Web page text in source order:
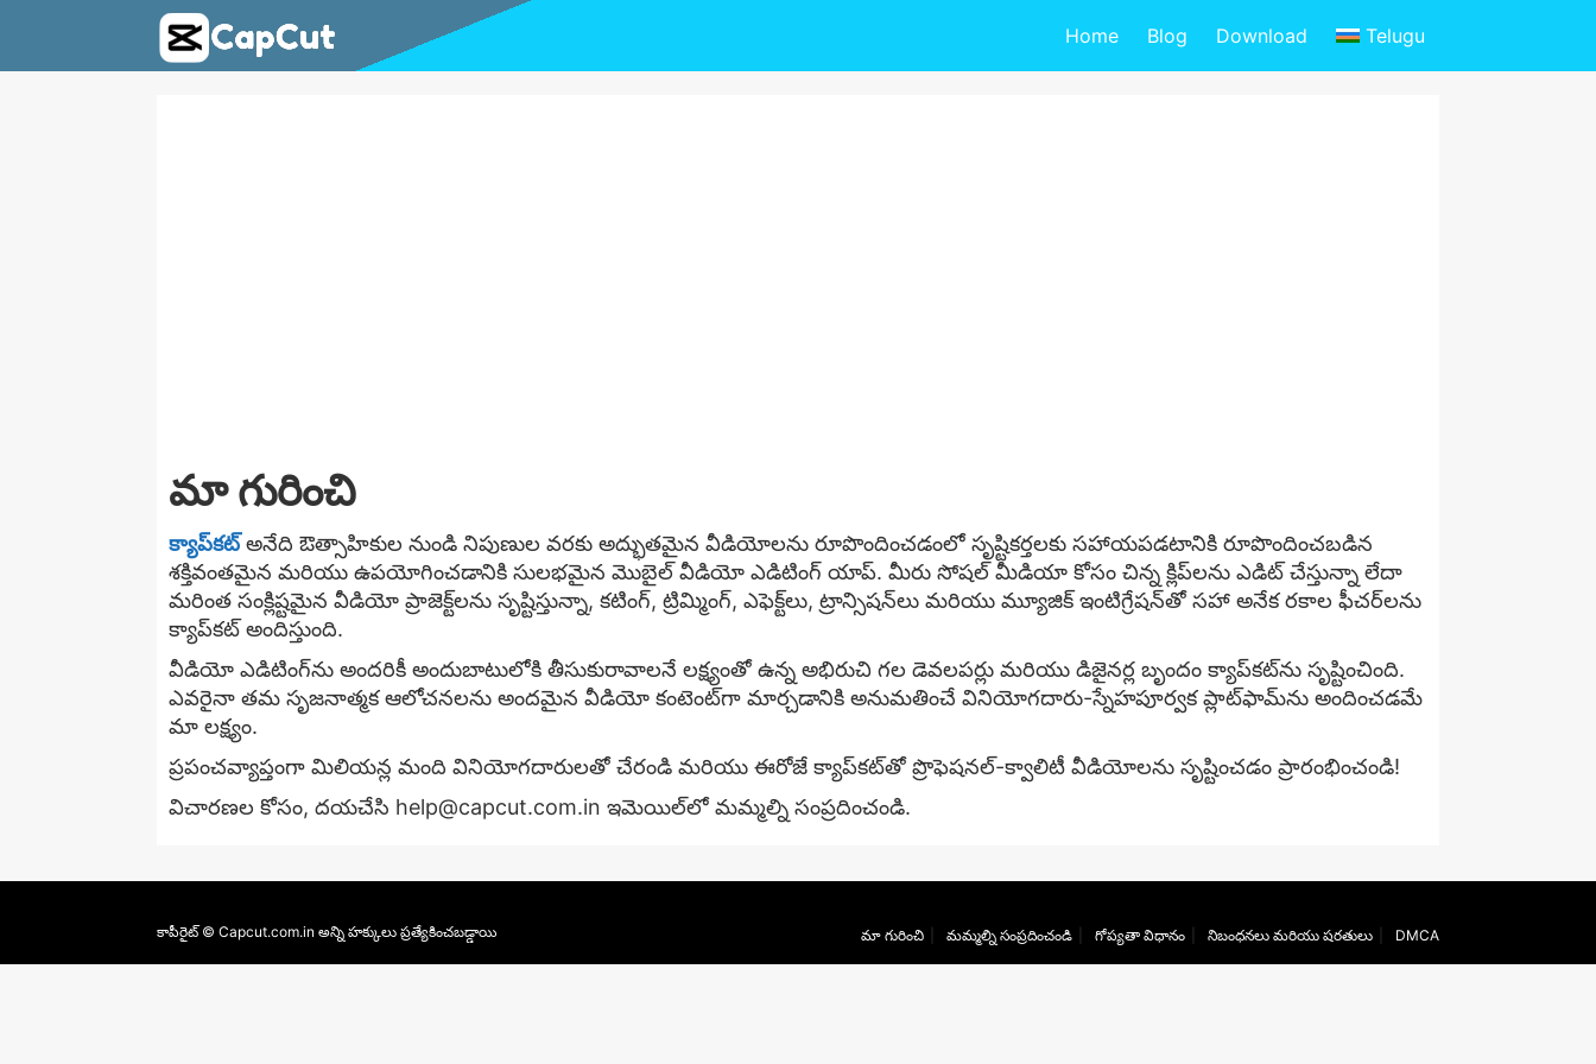
Home Blog Download Telugu
మా గురించి
క్యాప్‌కట్అనేది ఔత్సాహికుల నుండి నిపుణుల వరకు అద్భుతమైన వీడియోలను రూపొందించడంలో సృష్టికర్తలకు సహాయపడటానికి రూపొందించబడిన
శక్తివంతమైన మరియు ఉపయోగించడానికి సులభమైన మొబైల్ వీడియో ఎడిటింగ్ యాప్. మీరు సోషల్ మీడియా కోసం చిన్న క్లిప్‌లను ఎడిట్ చేస్తున్నా లేదా
మరింత సంక్లిష్టమైన వీడియో ప్రాజెక్ట్‌లను సృష్టిస్తున్నా, కటింగ్, ట్రిమ్మింగ్, ఎఫెక్ట్‌లు, ట్రాన్సిషన్‌లు మరియు మ్యూజిక్ ఇంటిగ్రేషన్‌తో సహా అనేక రకాల ఫీచర్‌లను
క్యాప్‌కట్ అందిస్తుంది.
వీడియో ఎడిటింగ్‌ను అందరికీ అందుబాటులోకి తీసుకురావాలనే లక్ష్యంతో ఉన్న అభిరుచి గల డెవలపర్లు మరియు డిజైనర్ల బృందం క్యాప్‌కట్‌ను సృష్టించింది.
ఎవరైనా తమ సృజనాత్మక ఆలోచనలను అందమైన వీడియో కంటెంట్‌గా మార్చడానికి అనుమతించే వినియోగదారు-స్నేహపూర్వక ప్లాట్‌ఫామ్‌ను అందించడమే
మా లక్ష్యం.
ప్రపంచవ్యాప్తంగా మిలియన్ల మంది వినియోగదారులతో చేరండి మరియు ఈరోజే క్యాప్‌కట్‌తో ప్రొఫెషనల్-క్వాలిటీ వీడియోలను సృష్టించడం ప్రారంభించండి!
విచారణల కోసం, దయచేసి help@capcut.com.in ఇమెయిల్‌లో మమ్మల్ని సంప్రదించండి.
కాపీరైట్ © Capcut.com.in అన్ని హక్కులు ప్రత్యేకించబడ్డాయి మా గురించి మమ్మల్ని సంప్రదించండి గోప్యతా విధానం నిబంధనలు మరియు షరతులు DMCA